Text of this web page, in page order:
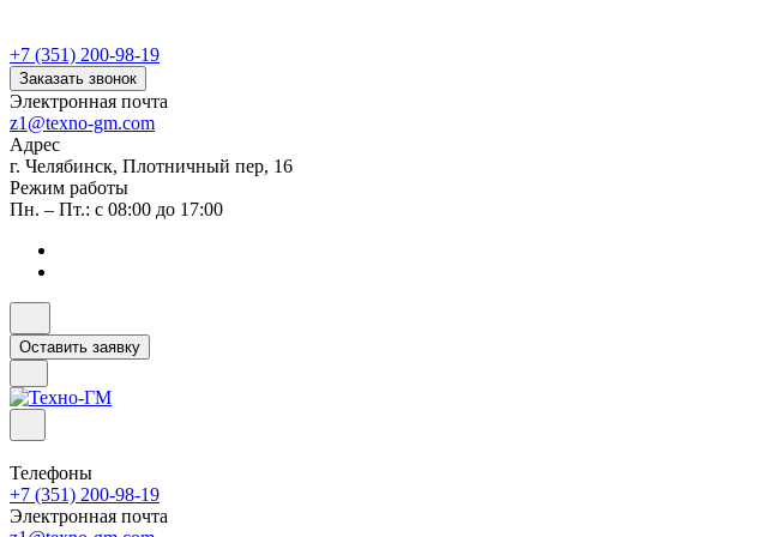
+7 (351) 200-98-19
Заказать звонок
Электронная почта
z1@texno-gm.com
Адрес
г. Челябинск, Плотничный пер, 16
Режим работы
Пн. – Пт.: с 08:00 до 17:00
Оставить заявку
Телефоны
+7 (351) 200-98-19
Электронная почта